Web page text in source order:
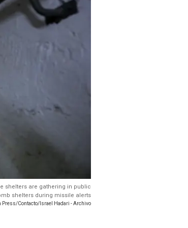
shelters are gathering in public
shelters during missile alerts
Press/Contacto/Israel Hadari - Archivo